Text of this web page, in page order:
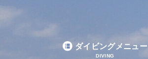
ダイビングメニュー
DIVING